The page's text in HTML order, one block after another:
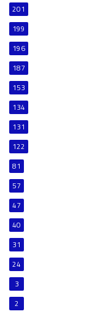
201
199
196
187
153
134
131
122
81
57
47
40
31
24
3
2